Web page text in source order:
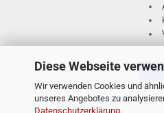
Diese Webseite
Wir verwenden Cookies und
unseres Angebotes zu
Datenschutzerklärung.